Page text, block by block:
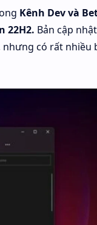
Kênh Dev và
22H2. Bản cập
có rất nhiều